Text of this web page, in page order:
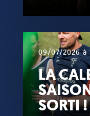
09/07/2026 à
LA
SORTI !